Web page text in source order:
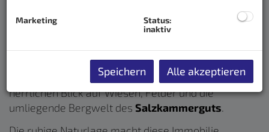
Diese gepflegte, vollständig möblierte
Eigentumswohnung inBad Ischlbietet ca.66 m²
(ca. 77 m² Nutzfläche),2
, eine großzügige Loggiasowie einen
herrlichen Blick auf Wiesen, Felder und die
umliegende Bergwelt des Salzkammerguts.
Marketing
Status:
inaktiv
Speichern Alle akzeptieren